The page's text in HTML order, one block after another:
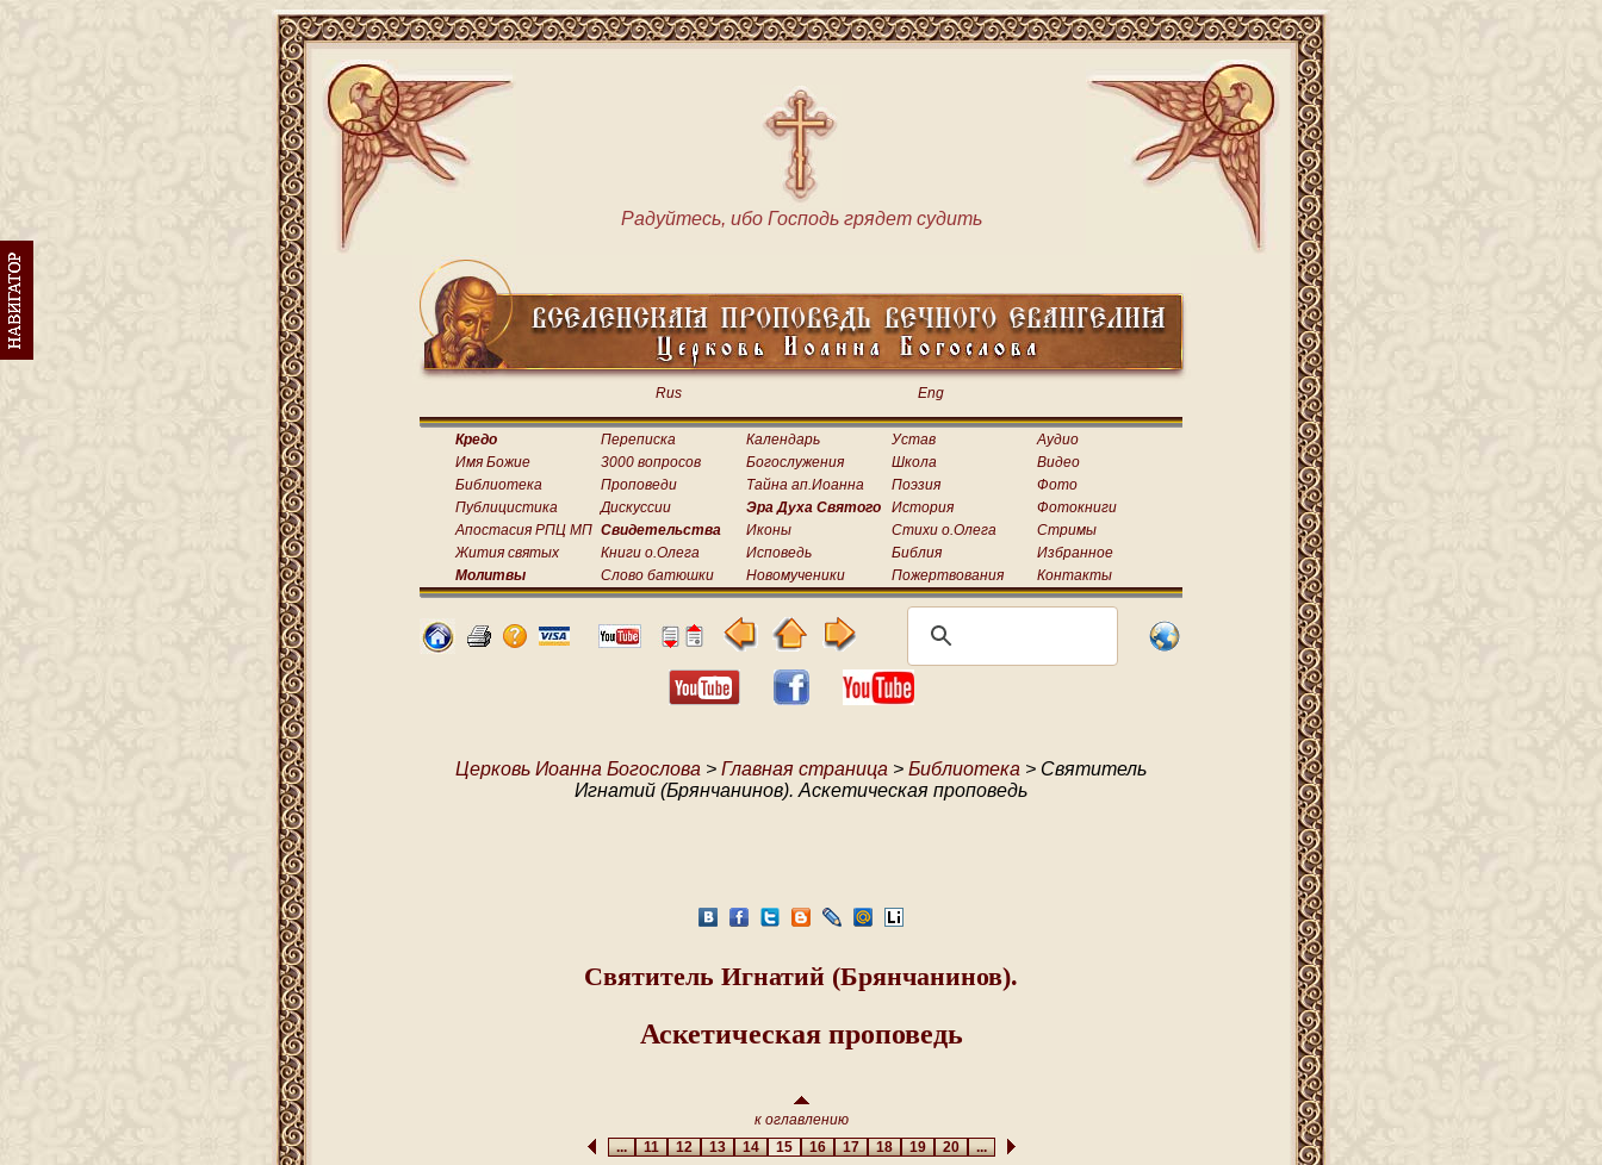
Радуйтесь, ибо Господь грядет судить
Rus Eng
Кредо Переписка Календарь Устав
Аудио
Имя Божие
3000 вопросов Богослужения Школа
Видео
Библиотека
Проповеди Тайна ап.Иоанна Поэзия
Фото
Публицистика
Дискуссии Эра Духа Святого История
Фотокниги
Апостасия РПЦ МП Свидетельства Иконы Стихи о.Олега
Стримы
Жития святых
Книги о.Олега Исповедь Библия
Избранное
Молитвы
Слово батюшки Новомученики Пожертвования Контакты
Церковь Иоанна Богослова > Главная страница > Библиотека > Святитель
Игнатий (Брянчанинов). Аскетическая проповедь
Святитель Игнатий (Брянчанинов).
Аскетическая проповедь
к оглавлению
...11121314 15 1617181920...